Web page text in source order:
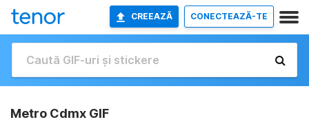
CREEAZĂ CONECTEAZĂ-TE
Metro Cdmx GIF